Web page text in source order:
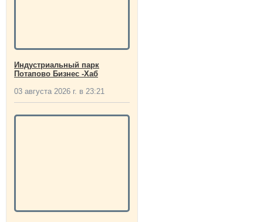
Индустриальный парк
Потапово Бизнес -Хаб
03 августа 2026 г. в 23:21